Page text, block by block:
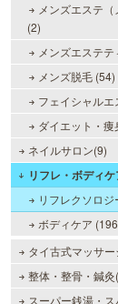
メンズエステ（
(2)
メンズエステ
メンズ脱毛 (54)
フェイシャルエ
ダイエット・痩
ネイルサロン(9)
リフレ・ボディ
リフレクソロジ
ボディケア
タイ古式マッサ
整体・整骨・鍼灸
スーパー銭湯・